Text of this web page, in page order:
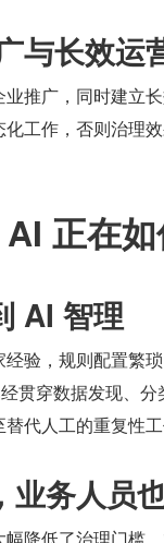
与长效运
业推广，同时建
工作，否则治理
正在
AI 智理
验，规则配置繁
贯穿数据发现、
代人工的重复性工
业务人员